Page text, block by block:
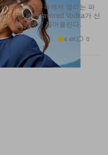
트너십과 뉴욕에서 열리는 파
Rouge Flavored Vodka가 선
드를 제대로 끌어올린다.
4.4K 0